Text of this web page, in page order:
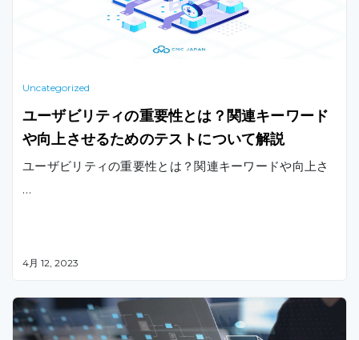
Uncategorized
ユーザビリティの重要性とは？関連キーワード
や向上させるためのテストについて解説
ユーザビリティの重要性とは？関連キーワードや向上さ
…
4月 12, 2023